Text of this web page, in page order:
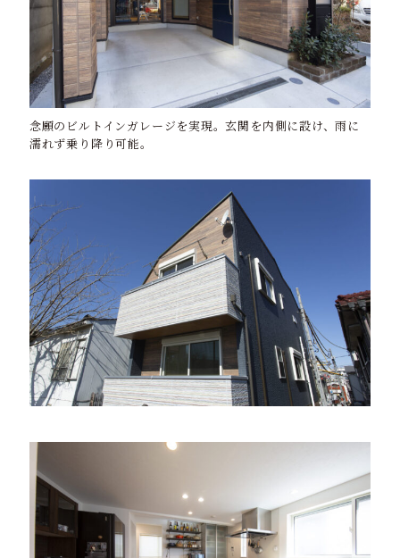
念願のビルトインガレージを実現。玄関を内側に設け、雨に
濡れず乗り降り可能。